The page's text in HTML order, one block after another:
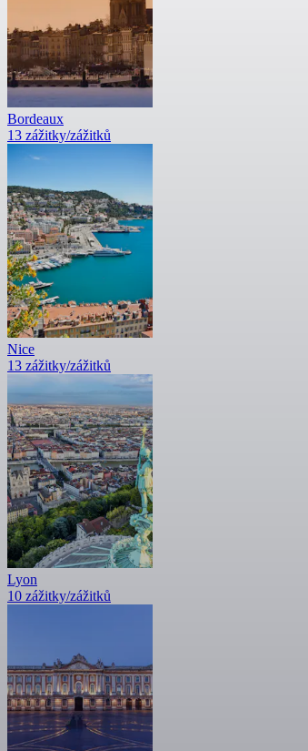
Bordeaux
13 zážitky/zážitků
Nice
13 zážitky/zážitků
Lyon
10 zážitky/zážitků